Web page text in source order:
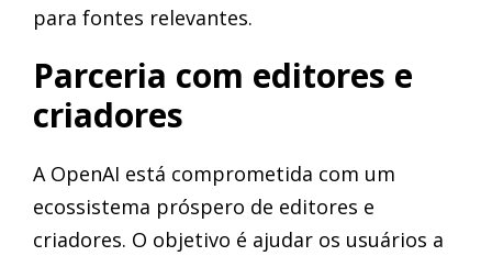
para fontes relevantes.
Parceria com editores e
criadores
A OpenAI está comprometida com um
ecossistema próspero de editores e
criadores. O objetivo é ajudar os usuários a